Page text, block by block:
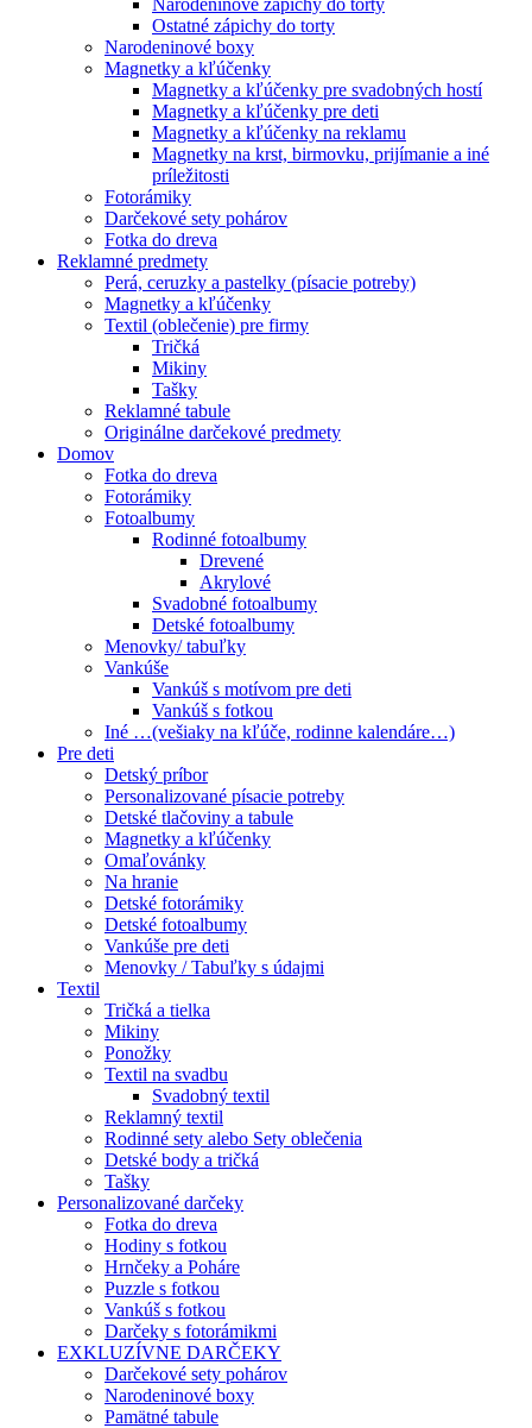
Narodeninové zápichy do torty
Ostatné zápichy do torty
Narodeninové boxy
Magnetky a kľúčenky
Magnetky a kľúčenky pre svadobných hostí
Magnetky a kľúčenky pre deti
Magnetky a kľúčenky na reklamu
Magnetky na krst, birmovku, prijímanie a iné
príležitosti
Fotorámiky
Darčekové sety pohárov
Fotka do dreva
Reklamné predmety
Perá, ceruzky a pastelky (písacie potreby)
Magnetky a kľúčenky
Textil (oblečenie) pre firmy
Tričká
Mikiny
Tašky
Reklamné tabule
Originálne darčekové predmety
Domov
Fotka do dreva
Fotorámiky
Fotoalbumy
Rodinné fotoalbumy
Drevené
Akrylové
Svadobné fotoalbumy
Detské fotoalbumy
Menovky/ tabuľky
Vankúše
Vankúš s motívom pre deti
Vankúš s fotkou
Iné …(vešiaky na kľúče, rodinne kalendáre…)
Pre deti
Detský príbor
Personalizované písacie potreby
Detské tlačoviny a tabule
Magnetky a kľúčenky
Omaľovánky
Na hranie
Detské fotorámiky
Detské fotoalbumy
Vankúše pre deti
Menovky / Tabuľky s údajmi
Textil
Tričká a tielka
Mikiny
Ponožky
Textil na svadbu
Svadobný textil
Reklamný textil
Rodinné sety alebo Sety oblečenia
Detské body a tričká
Tašky
Personalizované darčeky
Fotka do dreva
Hodiny s fotkou
Hrnčeky a Poháre
Puzzle s fotkou
Vankúš s fotkou
Darčeky s fotorámikmi
EXKLUZÍVNE DARČEKY
Darčekové sety pohárov
Narodeninové boxy
Pamätné tabule